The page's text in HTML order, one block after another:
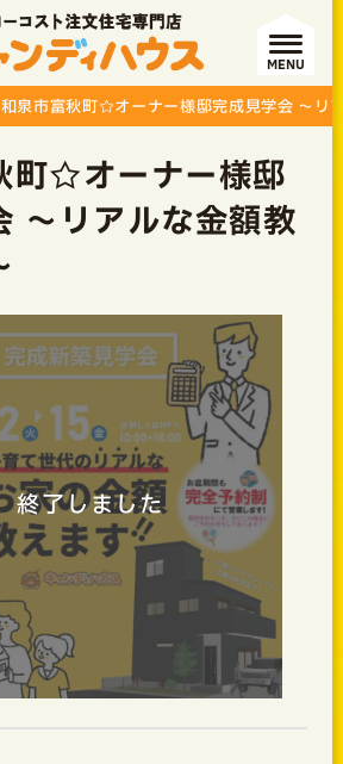
MENU
和泉市富秋町☆オーナー様邸完成見学会 ～リ
町☆オーナー様邸
～リアルな金額教
終了しました